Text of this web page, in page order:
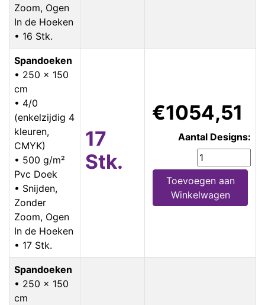
Zoom, Ogen
In de Hoeken
• 16 Stk.
Spandoeken
• 250 x 150
cm
• 4/0
(enkelzijdig 4
kleuren,
CMYK)
• 500 g/m²
Pvc Doek
• Snijden,
Zonder
Zoom, Ogen
In de Hoeken
• 17 Stk.
17
Stk.
€1054,51
Aantal Designs:
Toevoegen aan
Winkelwagen
Spandoeken
• 250 x 150
cm